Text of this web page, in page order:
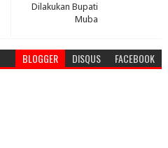
Dilakukan Bupati
Muba
BLOGGER DISQUS FACEBOOK